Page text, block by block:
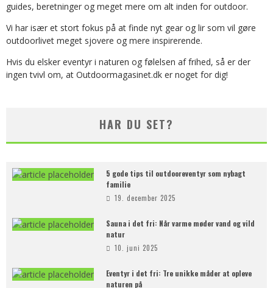
guides, beretninger og meget mere om alt inden for outdoor.
Vi har især et stort fokus på at finde nyt gear og lir som vil gøre
outdoorlivet meget sjovere og mere inspirerende.
Hvis du elsker eventyr i naturen og følelsen af frihed, så er der
ingen tvivl om, at Outdoormagasinet.dk er noget for dig!
HAR DU SET?
5 gode tips til outdooreventyr som nybagt
familie
19. december 2025
Sauna i det fri: Når varme møder vand og vild
natur
10. juni 2025
Eventyr i det fri: Tre unikke måder at opleve
naturen på